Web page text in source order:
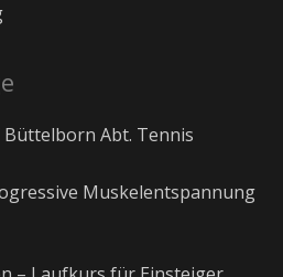
Büttelborn Abt. Tennis
Muskelentspannung